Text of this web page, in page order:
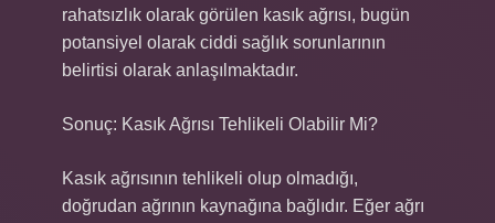
rahatsızlık olarak görülen kasık ağrısı, bugün
potansiyel olarak ciddi sağlık sorunlarının
belirtisi olarak anlaşılmaktadır.
Sonuç: Kasık Ağrısı Tehlikeli Olabilir Mi?
Kasık ağrısının tehlikeli olup olmadığı,
doğrudan ağrının kaynağına bağlıdır. Eğer ağrı